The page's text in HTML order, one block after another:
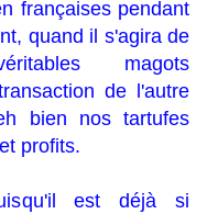
françaises pendant
quand il s'agira de
magots
de l'autre
bien nos tartufes
profits.
est déjà si